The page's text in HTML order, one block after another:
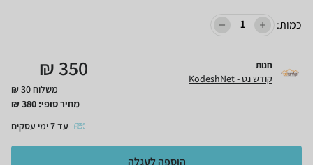
כמות:
חנות
קודש נט - KodeshNet 350
₪
משלוח 30 ₪
מחיר סופי: 380
₪
עד7ימי עסקים
הוספה לעגלה